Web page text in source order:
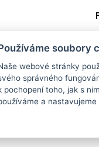
soubory
webové stránky
správného
pochopení toho, jak s
a